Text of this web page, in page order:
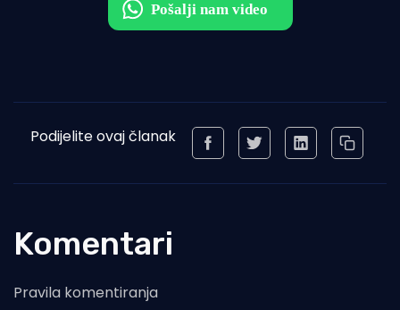
Podijelite ovaj članak
Komentari
Pravila komentiranja